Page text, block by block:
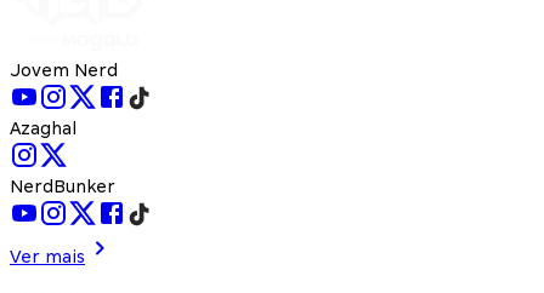
Jovem Nerd
Azaghal
NerdBunker
Ver mais